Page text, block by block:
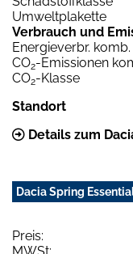
Umweltplakette
Verbrauch und
Energieverbr. komb.
CO2-Emissionen
CO2-Klasse
Standort
Details zum
Dacia Spring
Preis: